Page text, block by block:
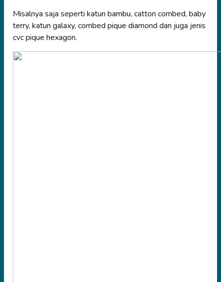
Misalnya saja seperti katun bambu, catton combed, baby
terry, katun galaxy, combed pique diamond dan juga jenis
cvc pique hexagon.